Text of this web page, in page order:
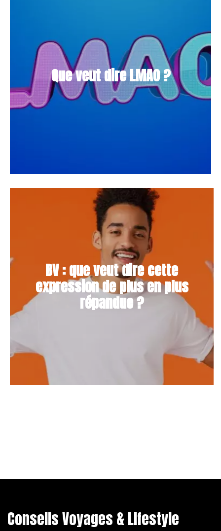
Que veut dire LMAO ?
BV : que veut dire cette
expression de plus en plus
répandue ?
Conseils Voyages & Lifestyle